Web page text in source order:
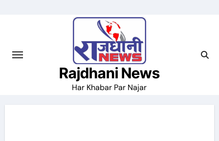
Rajdhani News
Har Khabar Par Najar